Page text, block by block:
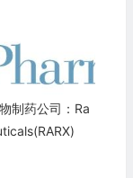
制药公司：Ra